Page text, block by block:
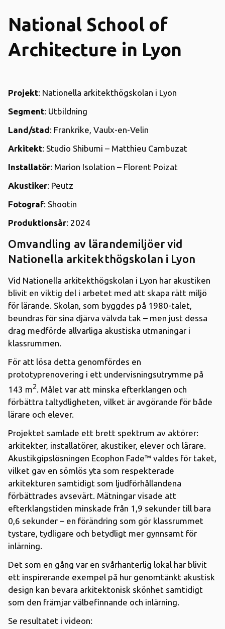
National School of
Architecture in Lyon
Projekt: Nationella arkitekthögskolan i Lyon
Segment: Utbildning
Land/stad: Frankrike, Vaulx-en-Velin
Arkitekt: Studio Shibumi – Matthieu Cambuzat
Installatör: Marion Isolation – Florent Poizat
Akustiker: Peutz
Fotograf: Shootin
Produktionsår: 2024
Omvandling av lärandemiljöer vid
Nationella arkitekthögskolan i Lyon
Vid Nationella arkitekthögskolan i Lyon har akustiken
blivit en viktig del i arbetet med att skapa rätt miljö
för lärande. Skolan, som byggdes på 1980-talet,
beundras för sina djärva välvda tak – men just dessa
drag medförde allvarliga akustiska utmaningar i
klassrummen.
För att lösa detta genomfördes en
prototyprenovering i ett undervisningsutrymme på
143 m2
. Målet var att minska efterklangen och
förbättra taltydligheten, vilket är avgörande för både
lärare och elever.
Projektet samlade ett brett spektrum av aktörer:
arkitekter, installatörer, akustiker, elever och lärare.
Akustikgipslösningen Ecophon Fade™ valdes för taket,
vilket gav en sömlös yta som respekterade
arkitekturen samtidigt som ljudförhållandena
förbättrades avsevärt. Mätningar visade att
efterklangstiden minskade från 1,9 sekunder till bara
0,6 sekunder – en förändring som gör klassrummet
tystare, tydligare och betydligt mer gynnsamt för
inlärning.
Det som en gång var en svårhanterlig lokal har blivit
ett inspirerande exempel på hur genomtänkt akustisk
design kan bevara arkitektonisk skönhet samtidigt
som den främjar välbefinnande och inlärning.
Se resultatet i videon: